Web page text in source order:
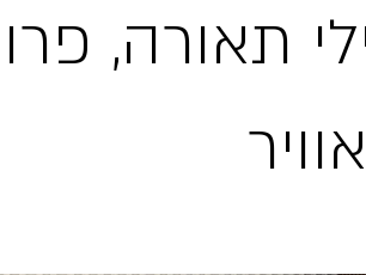
תאורה,